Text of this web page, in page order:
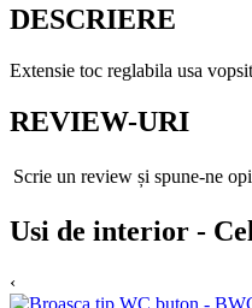
DESCRIERE
Extensie toc reglabila usa
REVIEW-URI
Scrie un review și spune-ne
Usi de interior -
‹